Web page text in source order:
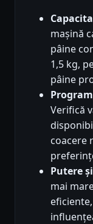
mașină
pâine
1,5 kg,
pâine
Verifică
coacere
Putere
mai